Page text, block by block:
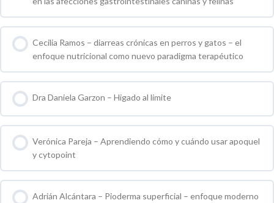
0 % COMPLETO 0 / 0 pasos
Cecilia Ramos – diarreas crónicas en perros y gatos – el
enfoque nutricional como nuevo paradigma terapéutico
0 % COMPLETO 0 / 0 pasos
Dra Daniela Garzon – Higado al limite
0 % COMPLETO 0 / 0 pasos
Verónica Pareja – Aprendiendo cómo y cuándo usar apoquel
y cytopoint
0 % COMPLETO 0 / 0 pasos
Adrián Alcántara – Pioderma superficial – enfoque moderno